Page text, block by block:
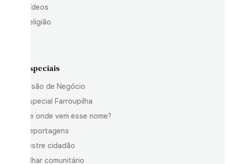
Vídeos
Religião
Especiais
Visão de Negócio
Especial Farroupilha
De onde vem esse nome?
Reportagens
Ilustre cidadão
Olhar comunitário